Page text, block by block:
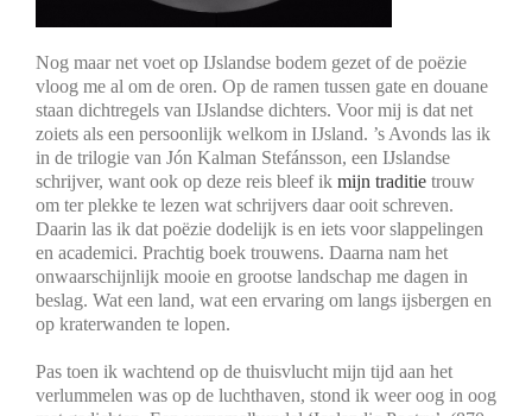
Nog maar net voet op IJslandse bodem gezet of de poëzie
vloog me al om de oren. Op de ramen tussen gate en douane
staan dichtregels van IJslandse dichters. Voor mij is dat net
zoiets als een persoonlijk welkom in IJsland. ’s Avonds las ik
in de trilogie van Jón Kalman Stefánsson, een IJslandse
schrijver, want ook op deze reis bleef ik mijn traditie trouw
om ter plekke te lezen wat schrijvers daar ooit schreven.
Daarin las ik dat poëzie dodelijk is en iets voor slappelingen
en academici. Prachtig boek trouwens. Daarna nam het
onwaarschijnlijk mooie en grootse landschap me dagen in
beslag. Wat een land, wat een ervaring om langs ijsbergen en
op kraterwanden te lopen.
Pas toen ik wachtend op de thuisvlucht mijn tijd aan het
verlummelen was op de luchthaven, stond ik weer oog in oog